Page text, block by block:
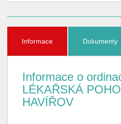
Informace Dokumenty
Informace o
LÉKAŘSKÁ
HAVÍŘOV